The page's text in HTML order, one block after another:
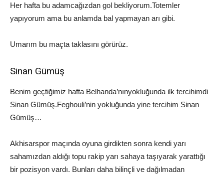
Her hafta bu adamcağızdan gol bekliyorum.Totemler
yapıyorum ama bu anlamda bal yapmayan arı gibi.
Umarım bu maçta taklasını görürüz.
Sinan Gümüş
Benim geçtiğimiz hafta Belhanda’nınyokluğunda ilk tercihimdi
Sinan Gümüş.Feghouli’nin yokluğunda yine tercihim Sinan
Gümüş…
Akhisarspor maçında oyuna girdikten sonra kendi yarı
sahamızdan aldığı topu rakip yarı sahaya taşıyarak yarattığı
bir pozisyon vardı. Bunları daha bilinçli ve dağılmadan